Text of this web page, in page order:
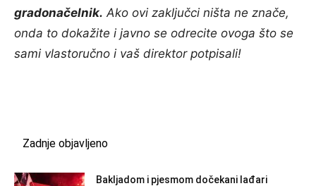
gradonačelnik. Ako ovi zaključci ništa ne znače,
onda to dokažite i javno se odrecite ovoga što se
sami vlastoručno i vaš direktor potpisali!
Zadnje objavljeno
Bakljadom i pjesmom dočekani lađari